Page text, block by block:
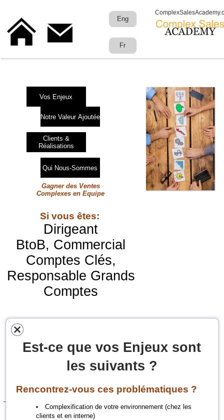
Eng
Fr
Vos Enjeux
Notre Valeur Ajoutée
Clients &
Réalisations
Qui Nous-Sommes
Gagner des Ventes
Complexes en Equipe
Si vous êtes:
Dirigeant
BtoB, Commercial
Comptes Clés,
Responsable Grands
Comptes
Vous Aider à Obtenir
plus de
etavecplus
d'Efficience
Est-ce que vos Enjeux sont
les suivants ?
Rencontrez-vous ces problématiques ?
Complexification de votre environnement (chez les
clients et en interne)